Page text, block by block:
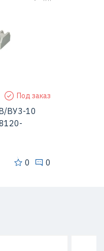
Под заказ
ВУ3-10
0 0